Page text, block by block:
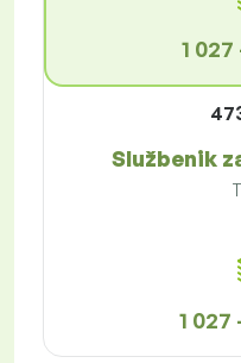
1 027
Službenik
1 027